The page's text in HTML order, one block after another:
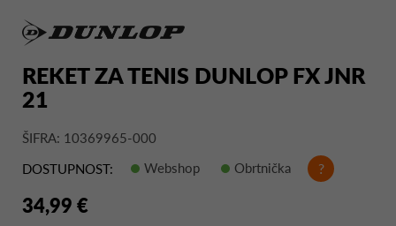
REKET ZA TENIS DUNLOP FX JNR
21
ŠIFRA: 10369965-000
DOSTUPNOST:
Webshop Obrtnička ?
34,99 €